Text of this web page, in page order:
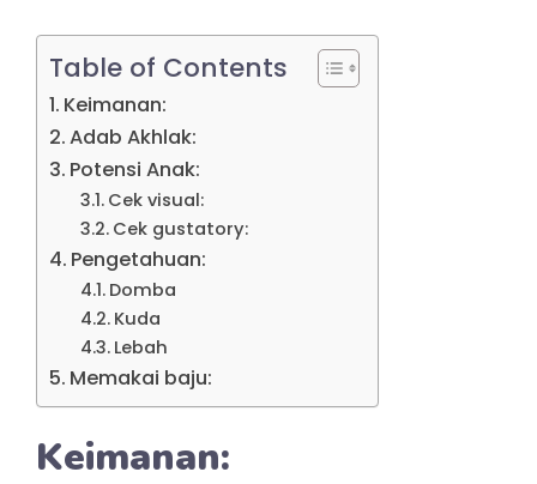
Table of Contents
Keimanan:
Adab Akhlak:
Potensi Anak:
Cek visual:
Cek gustatory:
Pengetahuan:
Domba
Kuda
Lebah
Memakai baju:
Keimanan: